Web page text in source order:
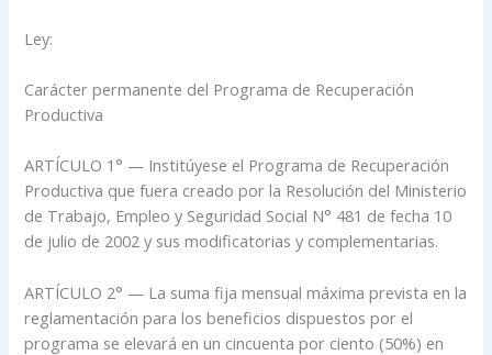
Ley:
Carácter permanente del Programa de Recuperación
Productiva
ARTÍCULO 1° — Institúyese el Programa de Recuperación
Productiva que fuera creado por la Resolución del Ministerio
de Trabajo, Empleo y Seguridad Social N° 481 de fecha 10
de julio de 2002 y sus modificatorias y complementarias.
ARTÍCULO 2° — La suma fija mensual máxima prevista en la
reglamentación para los beneficios dispuestos por el
programa se elevará en un cincuenta por ciento (50%) en